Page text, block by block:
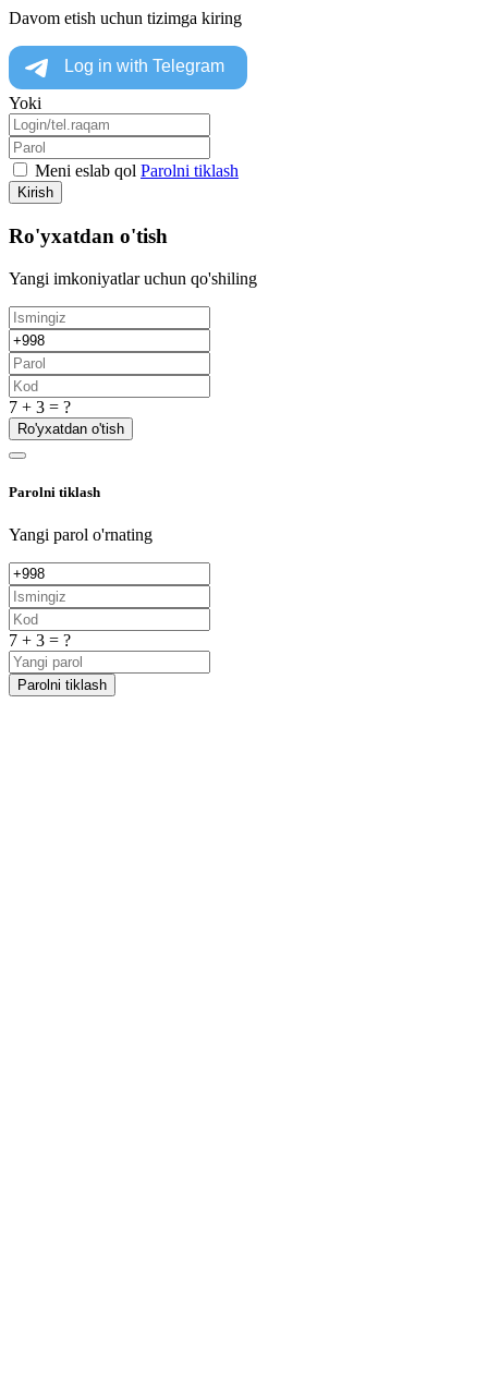
Davom etish uchun tizimga kiring
Yoki
Meni eslab qol Parolni tiklash
Kirish
Ro'yxatdan o'tish
Yangi imkoniyatlar uchun qo'shiling
7 + 3 = ?
Ro'yxatdan o'tish
Parolni tiklash
Yangi parol o'rnating
7 + 3 = ?
Parolni tiklash